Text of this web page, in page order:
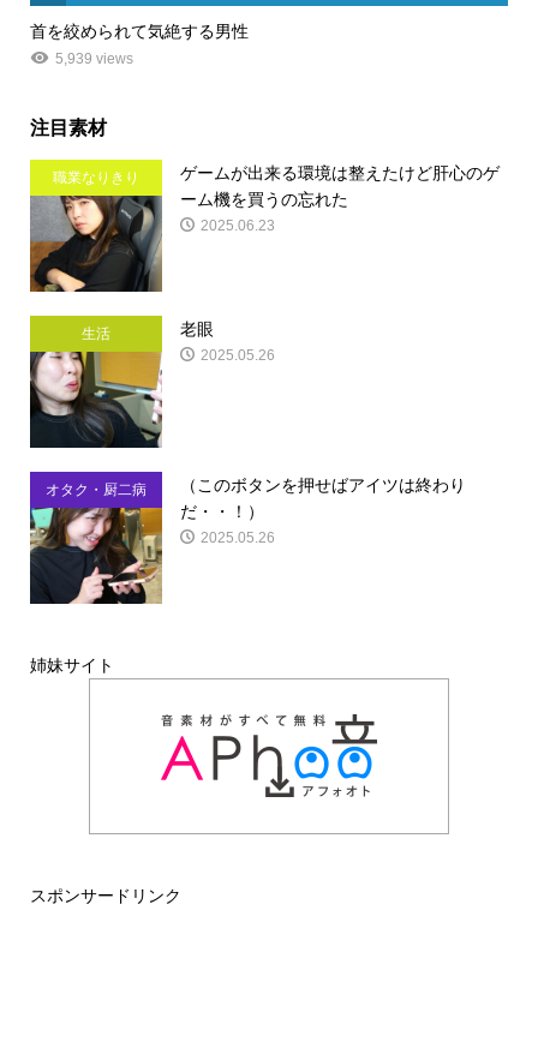
首を絞められて気絶する男性
5,939 views
注目素材
職業なりきり
ゲームが出来る環境は整えたけど肝心のゲ
ーム機を買うの忘れた
2025.06.23
生活 老眼
2025.05.26
オタク・厨二病
（このボタンを押せばアイツは終わり
だ・・！）
2025.05.26
姉妹サイト
スポンサードリンク